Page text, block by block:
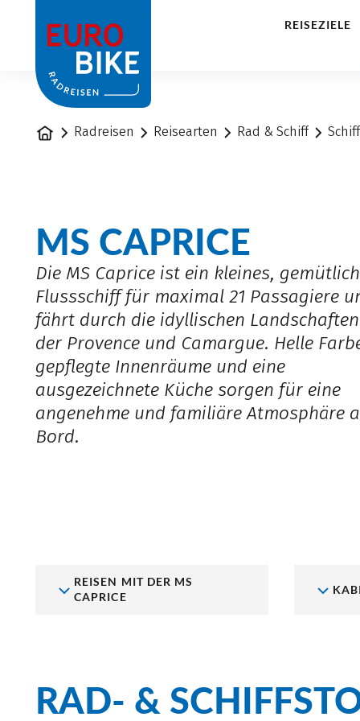
REISEZIELE
StartseiteRadreisen Reisearten Rad & Schiff
MS CAPRICE
Die MS Caprice ist ein kleines,
Flussschiff für maximal 21 Passagiere
fährt durch die idyllischen Landschaften
der Provence und Camargue. Helle
gepflegte Innenräume und eine
ausgezeichnete Küche sorgen für eine
angenehme und familiäre Atmosphäre
Bord.
REISEN MIT DER MS
CAPRICE
RAD- &